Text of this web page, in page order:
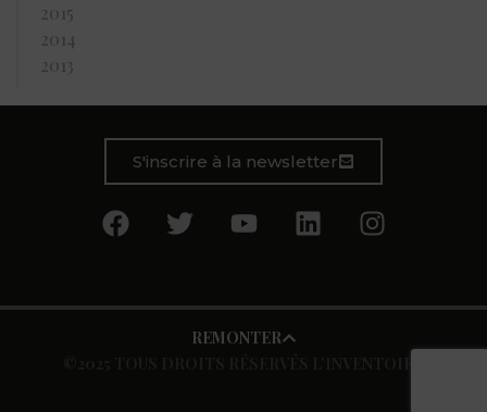
2015
2014
2013
S'inscrire à la newsletter
REMONTER